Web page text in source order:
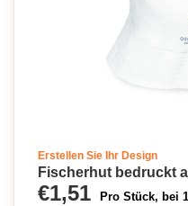
Erstellen Sie Ihr Design
Fischerhut bedruckt
€1,51 Pro Stück, bei